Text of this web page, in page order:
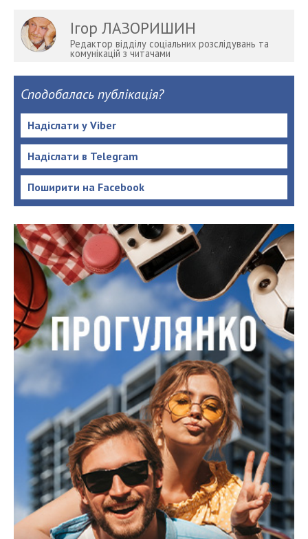
Ігор ЛАЗОРИШИН
Редактор відділу соціальних розслідувань та
комунікацій з читачами
Сподобалась публікація?
Надіслати у Viber
Надіслати в Telegram
Поширити на Facebook